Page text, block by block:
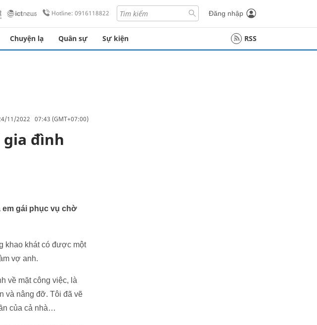
Hotline: 0916118822 Đăng nhập
Chuyện lạ Quân sự Sự kiện RSS
11/2022 07:43 (GMT+07:00)
đình
em gái phục vụ chờ
khao khát có được một
vợ anh.
về mặt công việc, là
và nâng đỡ. Tôi đã vẽ
của cả nhà…